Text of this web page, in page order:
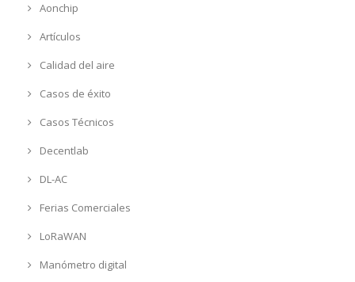
Aonchip
Artículos
Calidad del aire
Casos de éxito
Casos Técnicos
Decentlab
DL-AC
Ferias Comerciales
LoRaWAN
Manómetro digital